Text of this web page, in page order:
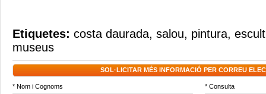
Etiquetes: costa daurada, salou, pintura,
museus
SOL·LICITAR MÉS INFORMACIÓ PER CORREU
* Nom i Cognoms * Consulta